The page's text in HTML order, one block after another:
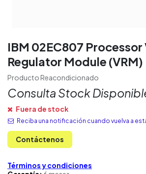
IBM 02EC807
Regulator Module (VRM)
Producto Reacondicionado
Consulta Stock
Fuera de stock
Reciba una notificación cuando vuelva a
Contáctenos
Términos y condiciones